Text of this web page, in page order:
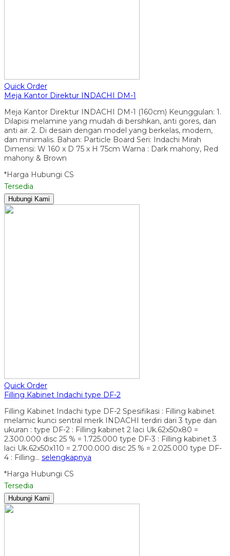
Quick Order
Meja Kantor Direktur INDACHI DM-1
Meja Kantor Direktur INDACHI DM-1 (160cm) Keunggulan: 1.
Dilapisi melamine yang mudah di bersihkan, anti gores, dan
anti air. 2. Di desain dengan model yang berkelas, modern,
dan minimalis. Bahan: Particle Board Seri: Indachi Mirah
Dimensi: W 160 x D 75 x H 75cm Warna : Dark mahony, Red
mahony & Brown
*Harga Hubungi CS
Tersedia
Hubungi Kami
Quick Order
Filling Kabinet Indachi type DF-2
Filling Kabinet Indachi type DF-2 Spesifikasi : Filling kabinet
melamic kunci sentral merk INDACHI terdiri dari 3 type dan
ukuran : type DF-2 : Filling kabinet 2 laci Uk.62x50x80 =
2.300.000 disc 25 % = 1.725.000 type DF-3 : Filling kabinet 3
laci Uk.62x50x110 = 2.700.000 disc 25 % = 2.025.000 type DF-
4 : Filling… selengkapnya
*Harga Hubungi CS
Tersedia
Hubungi Kami